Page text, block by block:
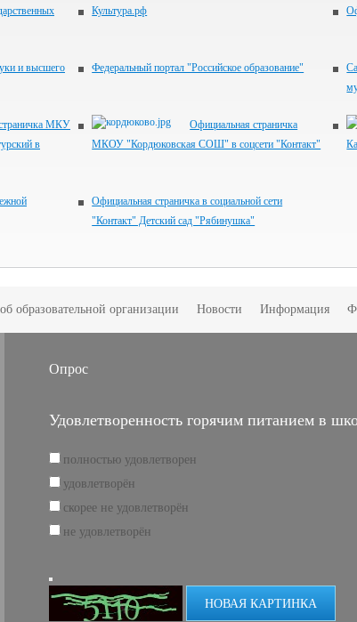
Культура.рф
и высшего
Федеральный портал "Российское образование"
МКУ
в
Официальная страничка
МКОУ "Кордюковская СОШ" в соцсети "Контакт"
Официальная страничка в социальной сети
"Контакт" Детский сад "Рябинушка"
образовательной организации Новости Информация
Опрос
Удовлетворенность горячим питанием в
полностью удовлетворен
удовлетворён
скорее не удовлетворён
не удовлетворён
НОВАЯ КАРТИНКА